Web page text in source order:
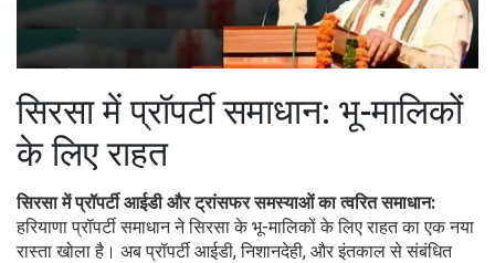
सिरसा में प्रॉपर्टी समाधान: भू-मालिकों
के लिए राहत
सिरसा में प्रॉपर्टी आईडी और ट्रांसफर समस्याओं का त्वरित समाधान:
हरियाणा प्रॉपर्टी समाधान ने सिरसा के भू-मालिकों के लिए राहत का एक नया
रास्ता खोला है। अब प्रॉपर्टी आईडी, निशानदेही, और इंतकाल से संबंधित